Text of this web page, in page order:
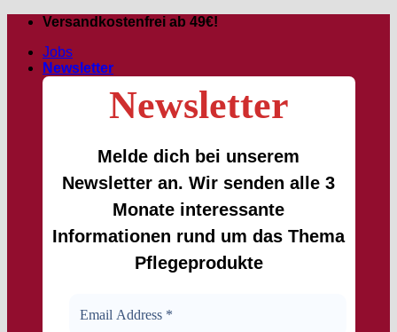
Passer
contenu
Versandkostenfrei ab 49€!
Jobs
Newsletter
Newsletter
Melde dich bei unserem
Newsletter an. Wir senden alle 3
Monate interessante
Informationen rund um das Thema
Pflegeprodukte